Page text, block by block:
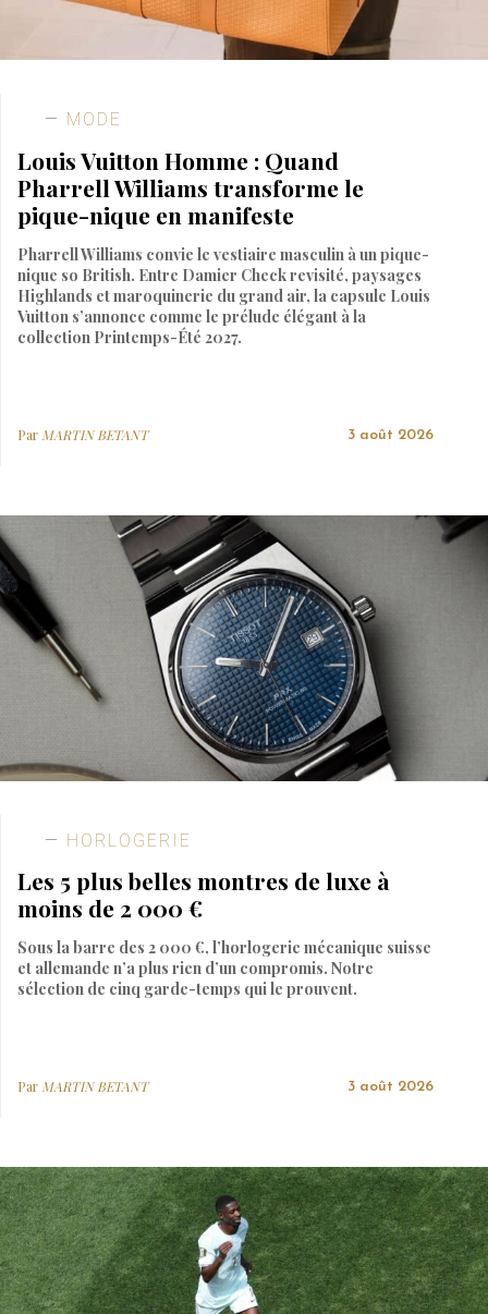
MODE
Louis Vuitton Homme : Quand
Pharrell Williams transforme le
pique-nique en manifeste
Pharrell Williams convie le vestiaire masculin à un pique-
nique so British. Entre Damier Check revisité, paysages
Highlands et maroquinerie du grand air, la capsule Louis
Vuitton s’annonce comme le prélude élégant à la
collection Printemps-Été 2027.
Par MARTIN BETANT 3 août 2026
HORLOGERIE
Les 5 plus belles montres de luxe à
moins de 2 000 €
Sous la barre des 2 000 €, l’horlogerie mécanique suisse
et allemande n’a plus rien d’un compromis. Notre
sélection de cinq garde-temps qui le prouvent.
ParMARTIN BETANT 3 août 2026